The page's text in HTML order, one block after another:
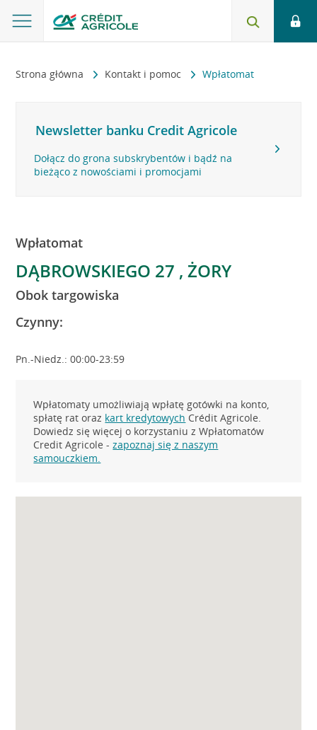
Strona główna Kontakt i pomoc Wpłatomat
Newsletter banku Credit Agricole
Dołącz do grona subskrybentów i bądź na
bieżąco z nowościami i promocjami
Wpłatomat
DĄBROWSKIEGO 27 , ŻORY
Obok targowiska
Czynny:
Pn.-Niedz.: 00:00-23:59
Wpłatomaty umożliwiają wpłatę gotówki na konto,
spłatę rat oraz kart kredytowych Crédit Agricole.
Dowiedz się więcej o korzystaniu z Wpłatomatów
Credit Agricole -zapoznaj się z naszym
samouczkiem.